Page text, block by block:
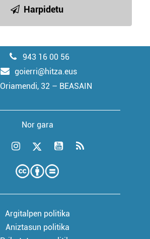
Harpidetu
943 16 00 56
goierri@hitza.eus
Oriamendi, 32 – BEASAIN
Nor gara
Argitalpen politika
Aniztasun politika